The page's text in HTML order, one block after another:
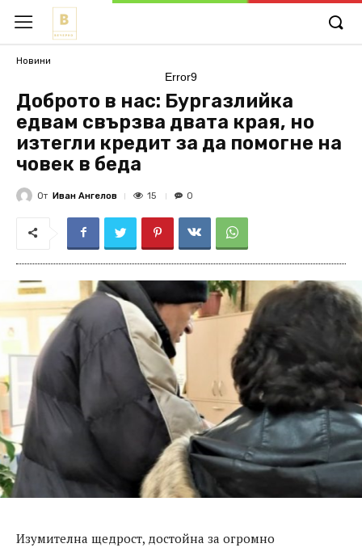
Новини
Error9
Доброто в нас: Бургазлийка
едвам свързва двата края, но
изтегли кредит за да помогне на
човек в беда
От Иван Ангелов 15 0
Изумителна щедрост, достойна за огромно